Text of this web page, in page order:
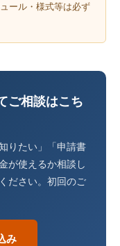
ール・様式等は必ず
ご相談はこち
りたい」「申請書
が使えるか相談し
ださい。初回のご
み